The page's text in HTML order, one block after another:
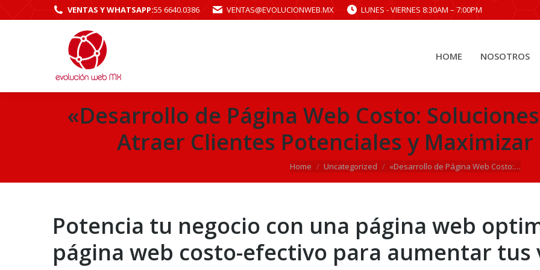
VENTAS Y WHATSAPP:55 6640.0386 VENTAS@EVOLUCIONWEB.MX LUNES - VIERNES 8:30AM – 7:00PM
HOME NOSOTROS
«Desarrollo de Página Web Costo:
Atraer Clientes Potenciales y Maximizar
You are here:
Home Uncategorized «Desarrollo de Página Web Costo:…
Potencia tu negocio con una página web
página web costo-efectivo para aumentar tus
HOME NOSOTROS